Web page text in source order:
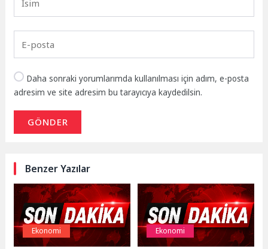
Daha sonraki yorumlarımda kullanılması için adım, e-posta
adresim ve site adresim bu tarayıcıya kaydedilsin.
GÖNDER
Benzer Yazılar
Ekonomi Ekonomi